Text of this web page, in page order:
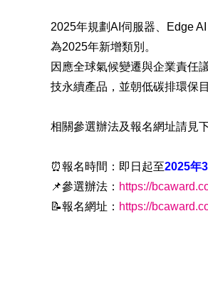
2025年規劃AI伺服器、Edge
為2025年新增類別。
因應全球氣候變遷與企業責任
技永續產品，並朝低碳排環保
相關參選辦法及報名網址請見
⏰報名時間：即日起至2025年
📌參選辦法： https://
📝報名網址： https://